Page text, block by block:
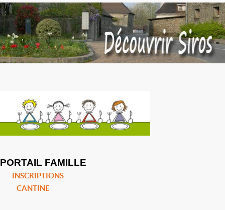
PORTAIL FAMILLE
INSCRIPTIONS
CANTINE